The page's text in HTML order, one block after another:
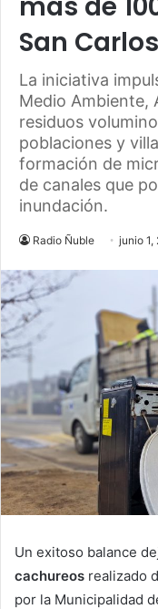
San Carlos
La iniciativa
Medio Ambiente,
residuos
poblaciones y
formación de
de canales que
inundación.
Radio Ñuble junio 1,
Un exitoso balance
cachureos realizado
por la Municipalidad